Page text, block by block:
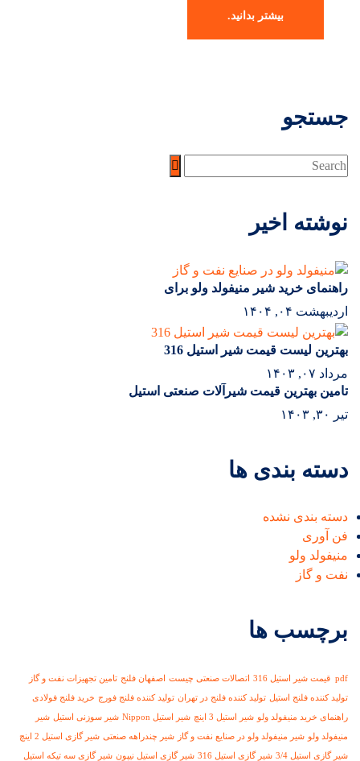
بیشتر بدانید.
جستجو
نوشته اخیر
راهنمای خرید شیر منیفولد ولو برای
اردیبهشت ۰۴, ۱۴۰۴
بهترین لیست قیمت شیر استیل 316
مرداد ۰۷, ۱۴۰۳
تامین بهترین قیمت شیرآلات صنعتی استیل
تیر ۳۰, ۱۴۰۳
دسته بندی ها
دسته بندی نشده
فن آوری
منیفولد ولو
نفت و گاز
برچسب ها
pdf قیمت شیر استیل 316 اتصالات صنعتی چیست اصفهان فلنج تامین تجهیزات نفت و گاز
تولید کننده فلنج استیل تولید کننده فلنج در تهران تولید کننده فلنج فورج خرید فلنج فولادی
راهنمای خرید منیفولد ولو شیر استیل 3 اینچ شیر استیل Nippon شیر سوزنی استیل شیر
منیفولد ولو شیر منیفولد ولو در صنایع نفت و گاز شیر چندراهه صنعتی شیر گازی استیل 2 اینچ
شیر گازی استیل 3/4 شیر گازی استیل 316 شیر گازی استیل نیپون شیر گازی سه تیکه استیل